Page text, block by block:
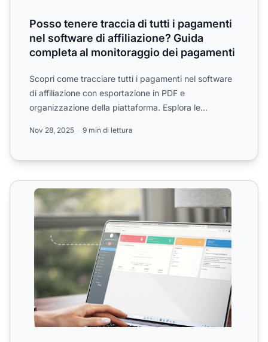
Posso tenere traccia di tutti i pagamenti
nel software di affiliazione? Guida
completa al monitoraggio dei pagamenti
Scopri come tracciare tutti i pagamenti nel software
di affiliazione con esportazione in PDF e
organizzazione della piattaforma. Esplora le
Nov 28, 2025 9 min di lettura
Commissioni